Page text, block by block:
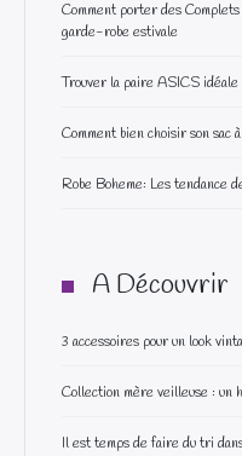
Comment porter des
garde-robe estivale
Trouver la paire ASICS
Comment bien choisir son sac
Robe Boheme: Les tendance
A Découvrir
3 accessoires pour un look
Collection mère veilleuse : un
Il est temps de faire du tri